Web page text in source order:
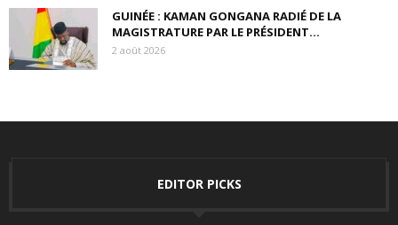
GUINÉE : KAMAN GONGANA RADIÉ DE LA
MAGISTRATURE PAR LE PRÉSIDENT...
2 août 2026
EDITOR PICKS